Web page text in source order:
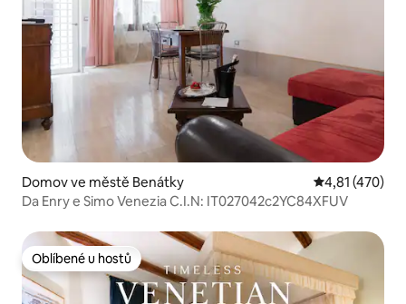
Domov ve městě Benátky Průměrné
4,81 (470)
Da Enry e Simo Venezia C.I.N: IT027042c2YC84XFUV
Oblíbené u hostů
Oblíbené u hostů